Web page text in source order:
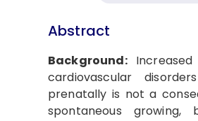
Abstract
Background:
cardiovascular
prenatally is not a
spontaneous